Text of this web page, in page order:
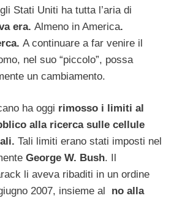
Stati Uniti ha tutta l’aria di
era. Almeno in America.
A continuare a far venire il
nel suo “piccolo”, possa
un cambiamento.
ha oggi rimosso i limiti al
alla ricerca sulle cellule
Tali limiti erano stati imposti nel
George W. Bush. Il
li aveva ribaditi in un ordine
2007, insieme al
no alla